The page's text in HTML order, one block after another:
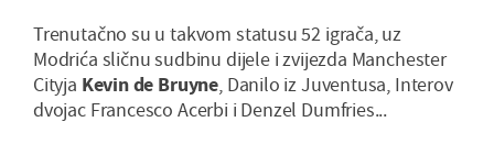
Trenutačno su u takvom statusu 52 igrača, uz
Modrića sličnu sudbinu dijele i zvijezda Manchester
Cityja Kevin de Bruyne, Danilo iz Juventusa, Interov
dvojac Francesco Acerbi i Denzel Dumfries...